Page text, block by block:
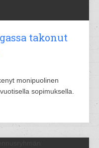
takonut
monipuolinen
sopimuksella.